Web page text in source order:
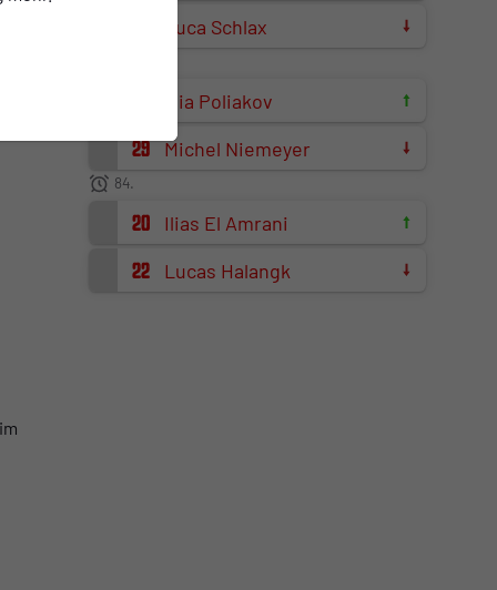
Luca Schlax
Illia Poliakov
29 Michel Niemeyer
84.
20
Ilias El Amrani
22
Lucas Halangk